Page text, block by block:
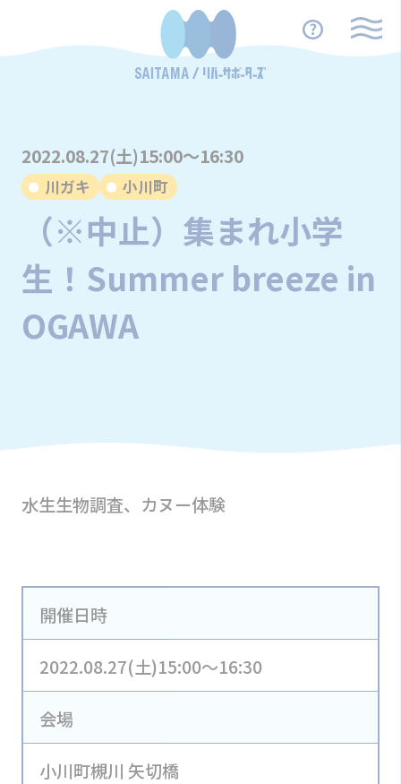
2022.08.27(土)15:00～16:30
川ガキ 小川町
（※中止）集まれ小学
生！Summer breeze in
OGAWA
水生生物調査、カヌー体験
開催日時
2022.08.27(土)15:00～16:30
会場
小川町槻川 矢切橋